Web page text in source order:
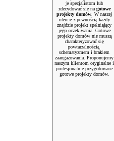
je specjalistom lub
zdecydować się na gotowe
projekty domów . W naszej
ofercie z pewnością każdy
znajdzie projekt spełniający
jego oczekiwania. Gotowe
projekty domów nie muszą
charakteryzować się
powtarzalnością,
schematyzmem i brakiem
zaangażowania. Proponujemy
naszym klientom oryginalne i
profesjonalnie przygotowane
gotowe projekty domów.